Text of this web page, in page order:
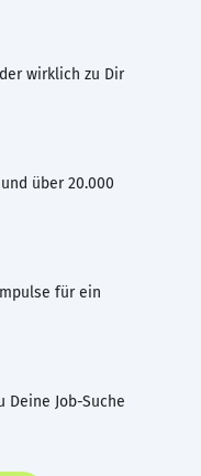
wirklich zu Dir
über 20.000
für ein
Job-Suche